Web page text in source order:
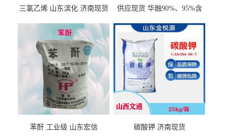
三氯乙烯 山东滨化 济南现货
供应现货 华融90%、95%含
苯酐 工业级 山东宏信 碳酸钾 济南现货